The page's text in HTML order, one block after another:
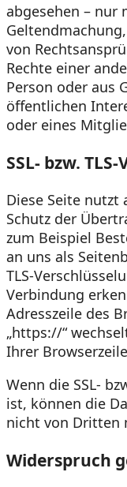
abgesehen – nur
von
Rechte einer
Person oder aus
öffentlichen
oder eines
SSL- bzw.
Diese Seite nutzt
Schutz der
zum Beispiel
an uns als
TLS-
Verbindung
Adresszeile des
„https://“
Ihrer
Wenn die SSL-
ist, können die
nicht von Dritten
Widerspruch